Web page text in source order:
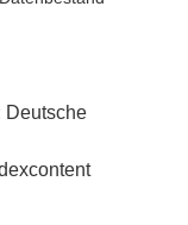
Deutsche